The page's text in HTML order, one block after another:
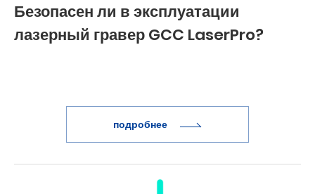
Безопасен ли в эксплуатации
лазерный гравер GCC LaserPro?
подробнее